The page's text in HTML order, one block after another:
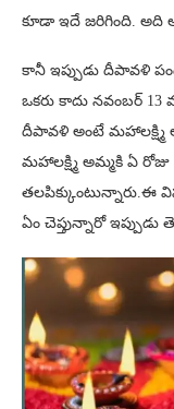
కూడా ఇదే జరిగింది.
కానీ ఇప్పుడు దీపావళి
ఒకరు కాదు నవంబర్
దీపావళి అంటే మహాలక్ష్మి
మహాలక్ష్మి అమ్మకి ఏ
తలపిక్కుంటున్నారు.ఈ
ఏం చెప్తున్నారో ఇప్పుడు